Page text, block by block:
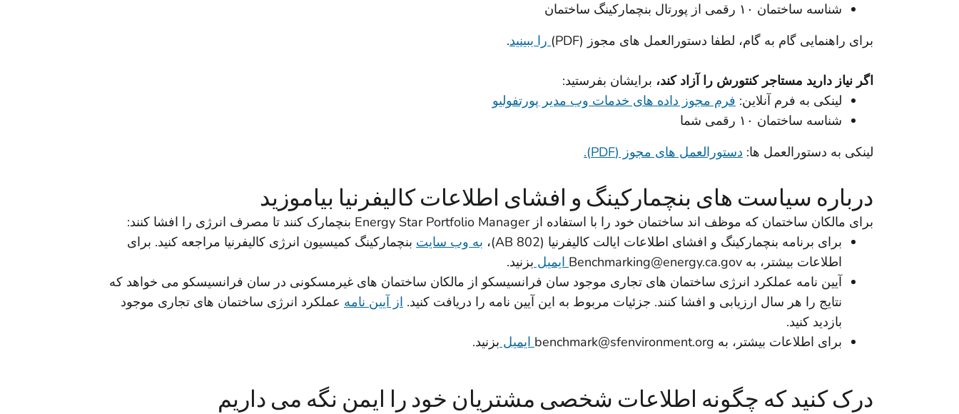
شناسه ساختمان ۱۰ رقمی از پورتال بنچمارکینگ ساختمان
برای راهنمایی گام به گام، لطفا دستورالعمل های مجوز (PDF)
را ببینید.
اگر نیاز دارید مستاجر کنتورش را آزاد کند، برایشان بفرستید:
لینکی به فرم آنلاین: فرم مجوز داده های خدمات وب مدیر پورتفولیو
شناسه ساختمان ۱۰ رقمی شما
لینکی به دستورالعمل ها: دستورالعمل های مجوز (PDF).
درباره سیاست های بنچمارکینگ و افشای اطلاعات کالیفرنیا بیاموزید
برای مالکان ساختمان که موظف اند ساختمان خود را با استفاده از Energy Star Portfolio Manager بنچمارک کنند تا مصرف انرژی را افشا کنند:
برای برنامه بنچمارکینگ و افشای اطلاعات ایالت کالیفرنیا (AB 802)،
به وب سایت بنچمارکینگ کمیسیون انرژی کالیفرنیا مراجعه کنید. برای
اطلاعات بیشتر، به Benchmarking@energy.ca.gov
ایمیل بزنید.
آیین نامه عملکرد انرژی ساختمان های تجاری موجود سان فرانسیسکو از مالکان ساختمان های غیرمسکونی در سان فرانسیسکو می خواهد که
نتایج را هر سال ارزیابی و افشا کنند. جزئیات مربوط به این آیین نامه را دریافت کنید. از آیین نامه عملکرد انرژی ساختمان های تجاری موجود
بازدید کنید.
برای اطلاعات بیشتر، به benchmark@sfenvironment.org
ایمیل بزنید.
درک کنید که چگونه اطلاعات شخصی مشتریان خود را ایمن نگه می داریم